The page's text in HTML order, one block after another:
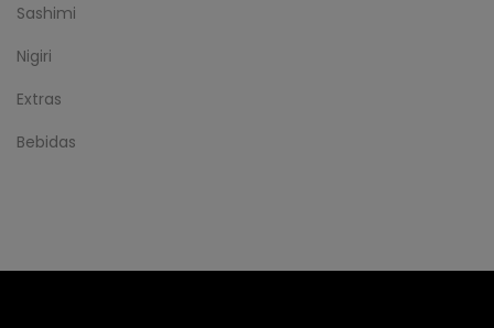
Sashimi
Nigiri
Extras
Bebidas